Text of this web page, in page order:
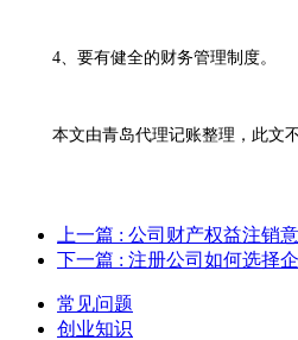
4、要有健全的财务管理制度。
本文由青岛代理记账整理，此文
上一篇 : 公司财产权益注销
下一篇 : 注册公司如何选择
常见问题
创业知识